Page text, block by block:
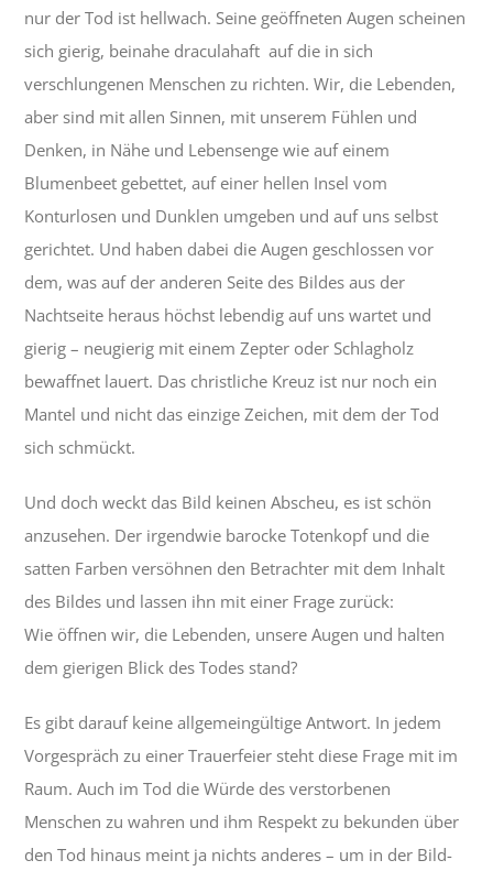
nur der Tod ist hellwach. Seine geöffneten Augen scheinen
sich gierig, beinahe draculahaft auf die in sich
verschlungenen Menschen zu richten. Wir, die Lebenden,
aber sind mit allen Sinnen, mit unserem Fühlen und
Denken, in Nähe und Lebensenge wie auf einem
Blumenbeet gebettet, auf einer hellen Insel vom
Konturlosen und Dunklen umgeben und auf uns selbst
gerichtet. Und haben dabei die Augen geschlossen vor
dem, was auf der anderen Seite des Bildes aus der
Nachtseite heraus höchst lebendig auf uns wartet und
gierig – neugierig mit einem Zepter oder Schlagholz
bewaffnet lauert. Das christliche Kreuz ist nur noch ein
Mantel und nicht das einzige Zeichen, mit dem der Tod
sich schmückt.
Und doch weckt das Bild keinen Abscheu, es ist schön
anzusehen. Der irgendwie barocke Totenkopf und die
satten Farben versöhnen den Betrachter mit dem Inhalt
des Bildes und lassen ihn mit einer Frage zurück:
Wie öffnen wir, die Lebenden, unsere Augen und halten
dem gierigen Blick des Todes stand?
Es gibt darauf keine allgemeingültige Antwort. In jedem
Vorgespräch zu einer Trauerfeier steht diese Frage mit im
Raum. Auch im Tod die Würde des verstorbenen
Menschen zu wahren und ihm Respekt zu bekunden über
den Tod hinaus meint ja nichts anderes – um in der Bild-